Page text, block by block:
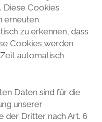
Diese Cookies
erneuten
zu erkennen, dass
Cookies werden
automatisch
Daten sind für die
unserer
der Dritter nach Art. 6